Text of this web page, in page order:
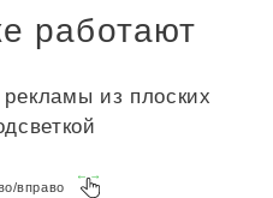
работают
из плоских
вправо